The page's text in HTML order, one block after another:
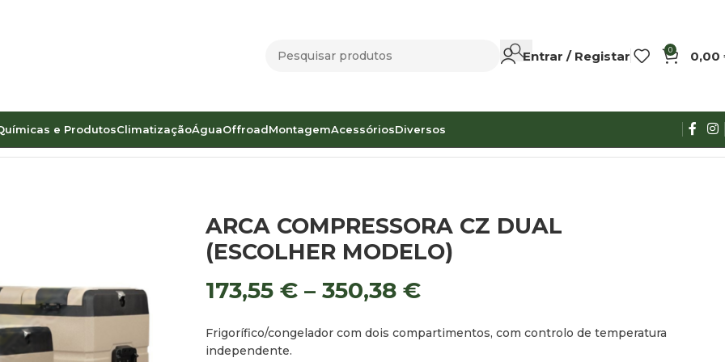
Entrar / Registar 0 0,00
e ProdutosClimatizaçãoÁguaOffroadMontagemAcessóriosDiversos
CZ DUAL (ESCOLHER MODELO)
ARCA COMPRESSORA CZ DUAL
(ESCOLHER MODELO)
173,55 € – 350,38 €
Frigorífico/congelador com dois compartimentos, com controlo de temperatura
independente.